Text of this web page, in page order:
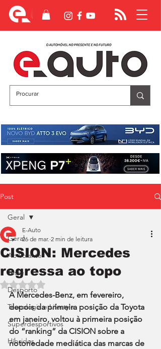
Post
Geral
Ao Volante
Teste
Desporto
Tecnologia e Lifestyle
Superdesportivos
Híbridos
Geral
CISION: Mercedes
regressa ao topo
E-Auto
26 de mar. 2 min de leitura
Avaliado com NaN de 5 estrelas.
A Mercedes-Benz, em fevereiro,
depois da primeira posição da Toyota
em janeiro, voltou à primeira posição
do “ranking” da CISION sobre a
notoriedade mediática das marcas de